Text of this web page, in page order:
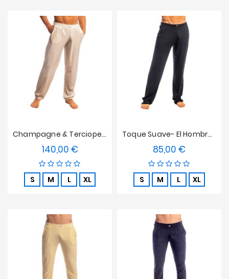
Champagne & Terciopelo- L'Homme Invisible Joggers Vainilla
140,00 €
S M L XL
Toque Suave- El Hombre Invisible Pantalones Negros
85,00 €
S M L XL